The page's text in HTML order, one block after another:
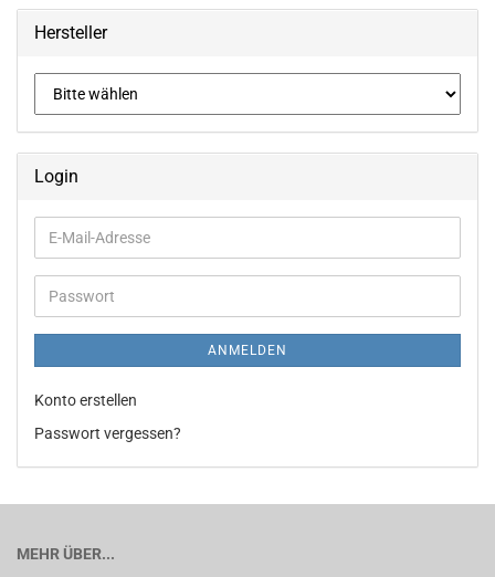
Hersteller
Login
E-
Mail-
Adresse
Passwort
ANMELDEN
Konto erstellen
Passwort vergessen?
MEHR ÜBER...